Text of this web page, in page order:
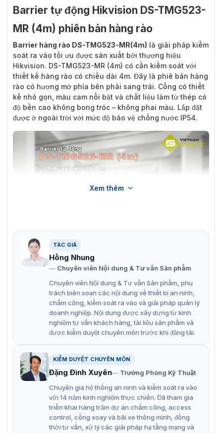
Barrier tự động Hikvision DS-TMG523-
MR (4m) phiên bản hàng rào
Barrier hàng rào DS-TMG523-MR(4m) là giải pháp kiểm
soát ra vào tối ưu được sản xuất bởi thương hiệu
Hikvision. DS-TMG523-MR (4m) có cần kiểm soát với
thiết kế hàng rào có chiều dài 4m. Đây là phiê bản hàng
rào có hương mở phía bên phải sang trái. Cổng có thiết
kế nhỏ gọn, màu cam nổi bật và chất liệu làm từ thép có
độ bền cao không bong tróc – không phai màu. Lắp đặt
được ở ngoài trời với mức độ bảo vệ chống nước IP54.
Đặc điểm chính cuae Barrier Tự Động Hikvision DS-TMG523-
Một sản phẩm barie chấtlượng khác, có thể ban quan tâ
DS-TMG523-ML (4m) – có hướng Boom Pole
Đặc điểm chính của cổng Barrier hàng
rào DS-TMG523-MR (4m)
Barrier hàng rào DS-TMG523-MR(4m) giúp người dùng
điều tiết giao thông và phân làn phương tiện hiệu quả.
Thiết bị có hiệu suất hoạt động ổn định, không gây ra
tiếng ồn. Thiết bị sở hữu các đặc điểm nổi bật như:
Nhiều chế độ chống va đập thông qua cảm ứng hồng
Xem thêm
TÁC GIẢ
Hồng Nhung
Chuyên viên Nội dung & Tư vấn Sản phẩm
Chuyên viên Nội dung & Tư vấn Sản phẩm, phụ
trách biên soạn các nội dung về thiết bị an ninh,
chấm công, kiểm soát ra vào và giải pháp quản lý
doanh nghiệp. Nội dung được xây dựng từ kinh
nghiệm tư vấn khách hàng, tài liệu sản phẩm và
được kiểm duyệt chuyên môn trước khi đăng tải.
KIỂM DUYỆT CHUYÊN MÔN
Đặng Đình Xuyên
Trưởng Phòng Kỹ Thuật
Chuyên gia hệ thống an ninh và kiểm soát ra vào
với 14 năm kinh nghiệm thực chiến. Đã tham gia
triển khai hàng trăm dự án chấm công, access
control, cổng xoay và bãi xe thông minh, đồng
thời tư vấn, xử lý các giải pháp hạ tầng mạng và